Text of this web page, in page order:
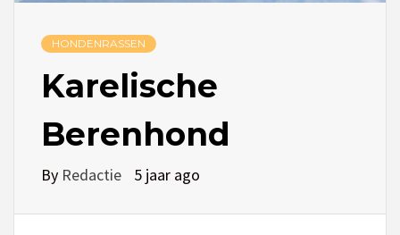
HONDENRASSEN
Karelische
Berenhond
By Redactie 5 jaar ago